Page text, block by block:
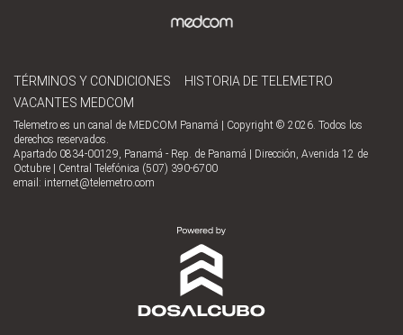
TÉRMINOS Y CONDICIONES
HISTORIA DE TELEMETRO
VACANTES MEDCOM
Telemetro es un canal de MEDCOM Panamá | Copyright © 2026. Todos los
derechos reservados.
Apartado 0834-00129, Panamá - Rep. de Panamá | Dirección, Avenida 12 de
Octubre | Central Telefónica (507) 390-6700
email: internet@telemetro.com